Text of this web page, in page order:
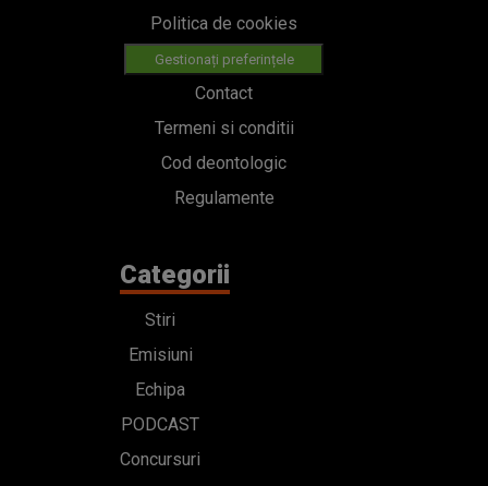
Politica de cookies
Gestionați preferințele
Contact
Termeni si conditii
Cod deontologic
Regulamente
Categorii
Stiri
Emisiuni
Echipa
PODCAST
Concursuri